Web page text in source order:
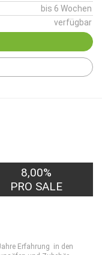
bis 6 Wochen
verfügbar
8,00%
PRO SALE
Erfahrung in den